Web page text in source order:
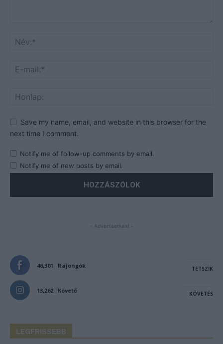
Save my name, email, and website in this browser for the
next time I comment.
Notify me of follow-up comments by email.
Notify me of new posts by email.
- Advertisement -
46,301 Rajongók TETSZIK
13,262 Követő KÖVETÉS
LEGFRISSEBB